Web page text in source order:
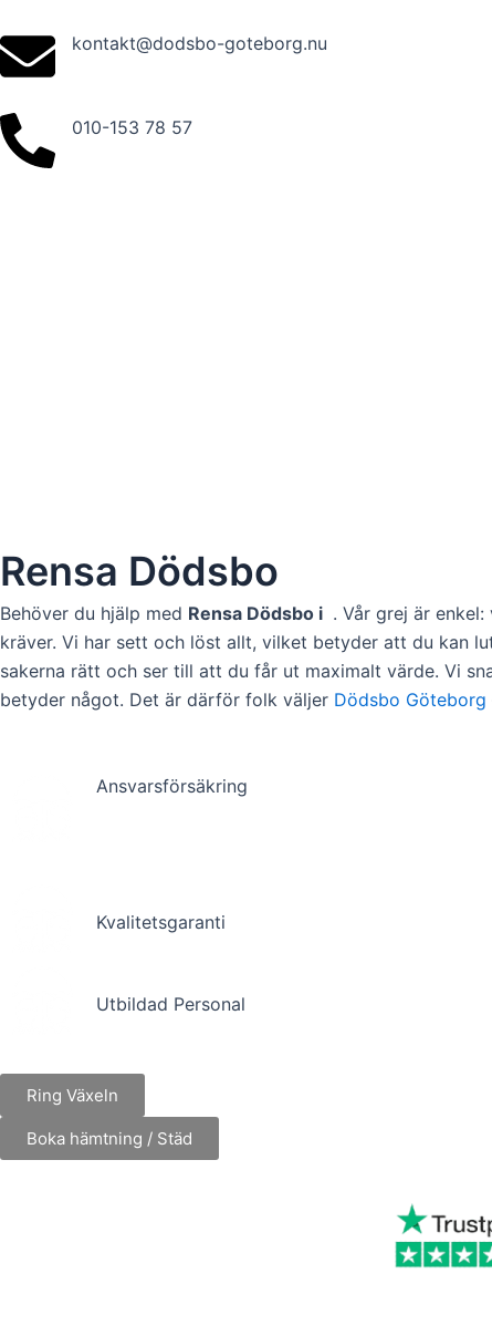
to
content
kontakt@dodsbo-goteborg.nu
010-153 78 57
Rensa Dödsbo
Behöver du hjälp med Rensa Dödsbo i . Vår grej är
kräver. Vi har sett och löst allt, vilket betyder att du kan
sakerna rätt och ser till att du får ut maximalt värde. Vi
betyder något. Det är därför folk väljer Dödsbo Göteborg
Ansvarsförsäkring
Kvalitetsgaranti
Utbildad Personal
Ring Växeln
Boka hämtning / Städ